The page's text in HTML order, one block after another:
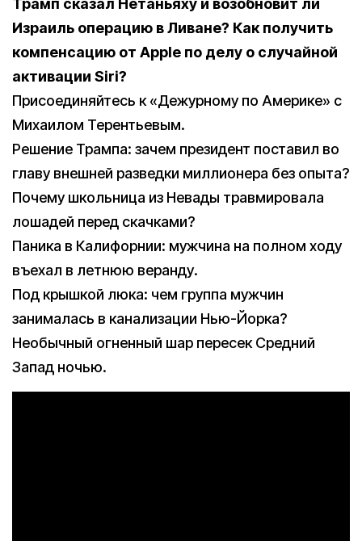
Трамп сказал Нетаньяху и возобновит ли
Израиль операцию в Ливане? Как получить
компенсацию от Apple по делу о случайной
активации Siri?
Присоединяйтесь к «Дежурному по Америке» с
Михаилом Терентьевым.
Решение Трампа: зачем президент поставил во
главу внешней разведки миллионера без опыта?
Почему школьница из Невады травмировала
лошадей перед скачками?
Паника в Калифорнии: мужчина на полном ходу
въехал в летнюю веранду.
Под крышкой люка: чем группа мужчин
занималась в канализации Нью-Йорка?
Необычный огненный шар пересек Средний
Запад ночью.